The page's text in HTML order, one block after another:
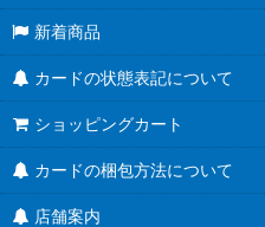
新着商品
カードの状態表記について
ショッピングカート
カードの梱包方法について
店舗案内